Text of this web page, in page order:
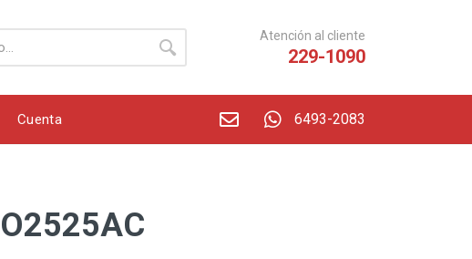
Atención al cliente
229-1090
Cuenta 6493-2083